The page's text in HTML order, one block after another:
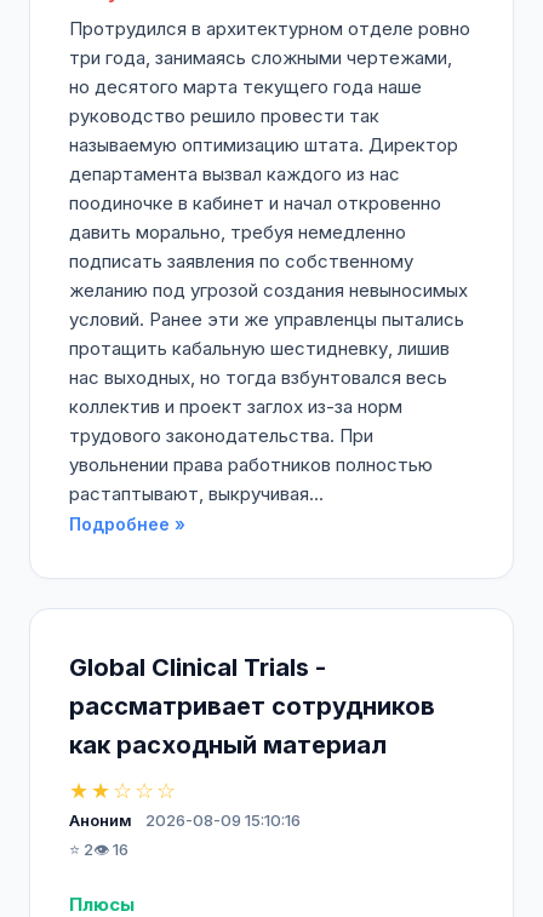
Протрудился в архитектурном отделе ровно
три года, занимаясь сложными чертежами,
но десятого марта текущего года наше
руководство решило провести так
называемую оптимизацию штата. Директор
департамента вызвал каждого из нас
поодиночке в кабинет и начал откровенно
давить морально, требуя немедленно
подписать заявления по собственному
желанию под угрозой создания невыносимых
условий. Ранее эти же управленцы пытались
протащить кабальную шестидневку, лишив
нас выходных, но тогда взбунтовался весь
коллектив и проект заглох из-за норм
трудового законодательства. При
увольнении права работников полностью
растаптывают, выкручивая...
Подробнее »
Global Clinical Trials -
рассматривает сотрудников
как расходный материал
★★☆☆☆
Аноним
2026-08-09 15:10:16
⭐ 2👁️ 16
Плюсы